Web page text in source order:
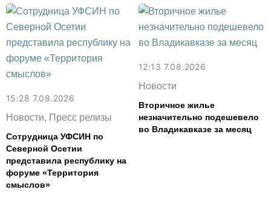
15:28 7.08.2026
Новости, Пресс релизы
Сотрудница УФСИН по
Северной Осетии
представила республику на
форуме «Территория
смыслов»
12:13 7.08.2026
Новости
Вторичное жилье
незначительно подешевело
во Владикавказе за месяц